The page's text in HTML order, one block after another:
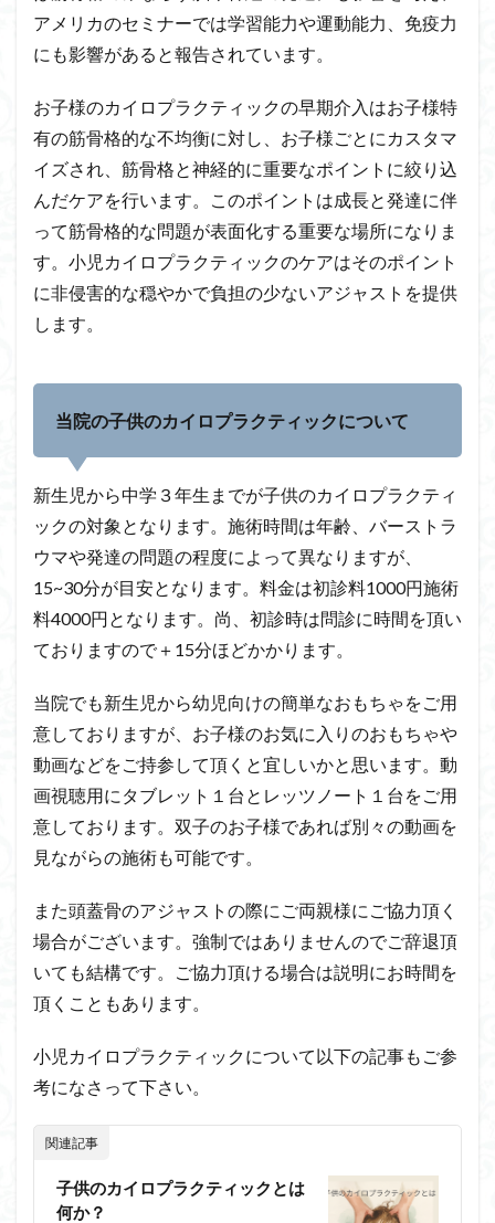
アメリカのセミナーでは学習能力や運動能力、免疫力
にも影響があると報告されています。
お子様のカイロプラクティックの早期介入はお子様特
有の筋骨格的な不均衡に対し、お子様ごとにカスタマ
イズされ、筋骨格と神経的に重要なポイントに絞り込
んだケアを行います。このポイントは成長と発達に伴
って筋骨格的な問題が表面化する重要な場所になりま
す。小児カイロプラクティックのケアはそのポイント
に非侵害的な穏やかで負担の少ないアジャストを提供
します。
当院の子供のカイロプラクティックについて
新生児から中学３年生までが子供のカイロプラクティ
ックの対象となります。施術時間は年齢、バーストラ
ウマや発達の問題の程度によって異なりますが、
15~30分が目安となります。料金は初診料1000円施術
料4000円となります。尚、初診時は問診に時間を頂い
ておりますので＋15分ほどかかります。
当院でも新生児から幼児向けの簡単なおもちゃをご用
意しておりますが、お子様のお気に入りのおもちゃや
動画などをご持参して頂くと宜しいかと思います。動
画視聴用にタブレット１台とレッツノート１台をご用
意しております。双子のお子様であれば別々の動画を
見ながらの施術も可能です。
また頭蓋骨のアジャストの際にご両親様にご協力頂く
場合がございます。強制ではありませんのでご辞退頂
いても結構です。ご協力頂ける場合は説明にお時間を
頂くこともあります。
小児カイロプラクティックについて以下の記事もご参
考になさって下さい。
関連記事
子供のカイロプラクティックとは
何か？